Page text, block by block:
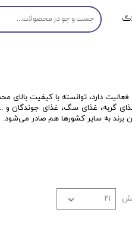
حضوری
دارد، توانسته با کیفیت بالای
گربه، غذای سگ، غذای جوندگان و
برند به سایر کشورها هم صادر می‌شود.
۲۱